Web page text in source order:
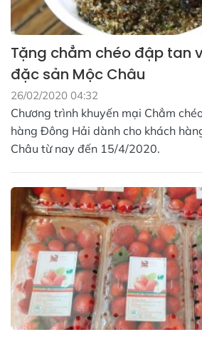
Tặng chẳm chéo đập tan
đặc sản Mộc Châu
26/02/2020 04:32
Chương trình khuyến mại Chẳm
hàng Đông Hải dành cho khách
Châu từ nay đến 15/4/2020.